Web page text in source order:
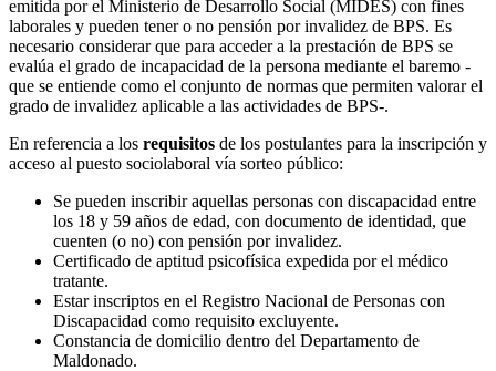
emitida por el Ministerio de Desarrollo Social (MIDES) con fines
laborales y pueden tener o no pensión por invalidez de BPS. Es
necesario considerar que para acceder a la prestación de BPS se
evalúa el grado de incapacidad de la persona mediante el baremo -
que se entiende como el conjunto de normas que permiten valorar el
grado de invalidez aplicable a las actividades de BPS-.
En referencia a los requisitos de los postulantes para la inscripción y
acceso al puesto sociolaboral vía sorteo público:
Se pueden inscribir aquellas personas con discapacidad entre
los 18 y 59 años de edad, con documento de identidad, que
cuenten (o no) con pensión por invalidez.
Certificado de aptitud psicofísica expedida por el médico
tratante.
Estar inscriptos en el Registro Nacional de Personas con
Discapacidad como requisito excluyente.
Constancia de domicilio dentro del Departamento de
Maldonado.